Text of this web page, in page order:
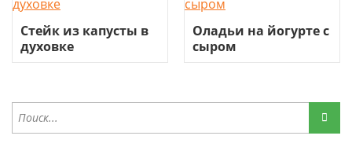
Стейк из капусты в
духовке
Оладьи на йогурте с
сыром